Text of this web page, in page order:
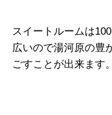
スイートルームは
広いので湯河原の豊
ごすことが出来ます。